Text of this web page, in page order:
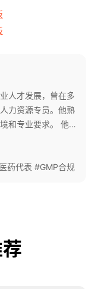
人才发展，曾在多
力资源专员。他熟
专业要求。 他
易懂的语言。他
药代表 #GMP合规